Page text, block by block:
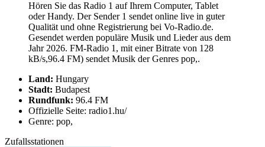
Hören Sie das Radio 1 auf Ihrem Computer, Tablet
oder Handy. Der Sender 1 sendet online live in guter
Qualität und ohne Registrierung bei Vo-Radio.de.
Gesendet werden populäre Musik und Lieder aus dem
Jahr 2026. FM-Radio 1, mit einer Bitrate von 128
kB/s,96.4 FM) sendet Musik der Genres pop,.
Land: Hungary
Stadt: Budapest
Rundfunk: 96.4 FM
Offizielle Seite: radio1.hu/
Genre: pop,
Zufallsstationen